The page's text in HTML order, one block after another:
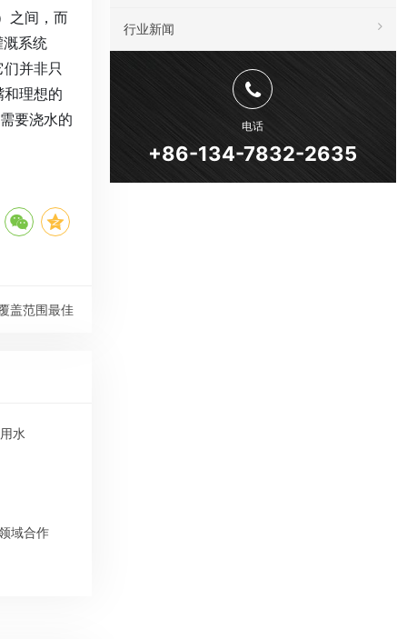
之间，而
系统
并非只
理想的
要浇水的
盖范围最佳
水
域合作
行业新闻
电话
+86-134-7832-2635